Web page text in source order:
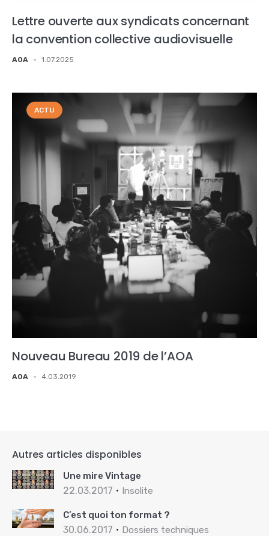
Lettre ouverte aux syndicats concernant
la convention collective audiovisuelle
AOA - 1.07.2025
ACTU
Nouveau Bureau 2019 de l’AOA
AOA - 4.03.2019
Autres articles disponibles
Une mire Vintage
22.03.2017 Insolite
C’est quoi ton format ?
30.06.2017 Dossiers techniques